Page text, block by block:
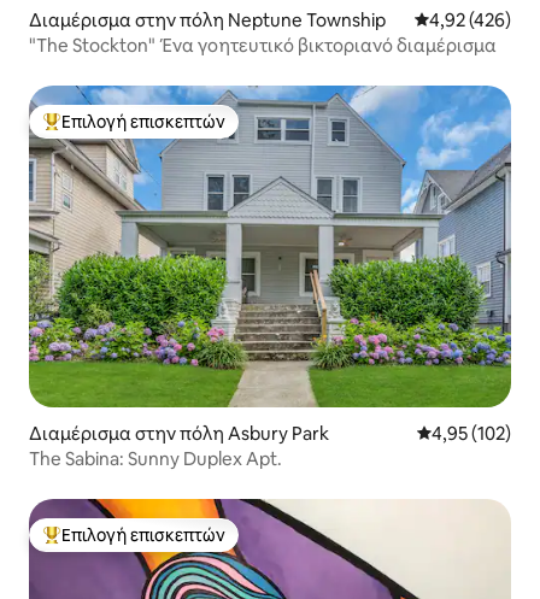
Διαμέρισμα στην πόλη Neptune Township Μέση
4,92 (426)
"The Stockton" Ένα γοητευτικό βικτοριανό διαμέρισμα
Κορυφαία επιλογή επισκεπτών
Επιλογή επισκεπτών
Διαμέρισμα στην πόλη Asbury Park Μέση
4,95 (102)
The Sabina: Sunny Duplex Apt.
Κορυφαία επιλογή επισκεπτών
Επιλογή επισκεπτών